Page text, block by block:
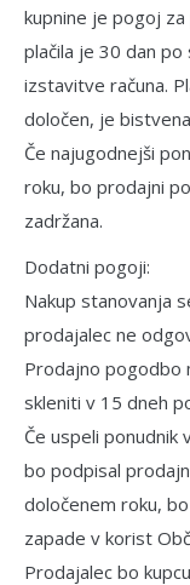
kupnine je pogoj
plačila je 30 dan
izstavitve računa.
določen, je
Če najugodnejši
roku, bo prodajni
zadržana.
Dodatni pogoji:
Nakup stanovanja
prodajalec ne
Prodajno pogodbo
skleniti v 15 dneh
Če uspeli ponudnik
bo podpisal
do­ločenem roku,
zapade v korist
Prodajalec bo